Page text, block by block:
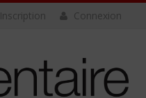
Connexion
Inscription